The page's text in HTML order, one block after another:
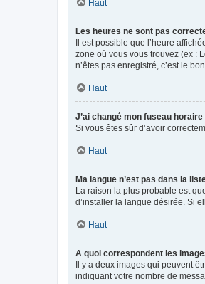
Haut
Les heures ne sont pas
Il est possible que l’heure
zone où vous vous trouvez (ex :
n’êtes pas enregistré, c’est le
Haut
J’ai changé mon fuseau
Si vous êtes sûr d’avoir
Haut
Ma langue n’est pas dans la
La raison la plus probable est
d’installer la langue désirée. Si
Haut
A quoi correspondent les
Il y a deux images qui peuvent
indiquant votre nombre de